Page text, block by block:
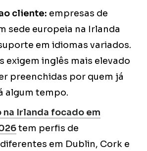
cliente: empresas de
sede europeia na Irlanda
em idiomas variados.
exigem inglês mais elevado
preenchidas por quem já
algum tempo.
Irlanda focado em
tem perfis de
em Dublin, Cork e